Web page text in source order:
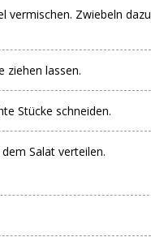
vermischen. Zwiebeln dazu
ziehen lassen.
Stücke schneiden.
Salat verteilen.